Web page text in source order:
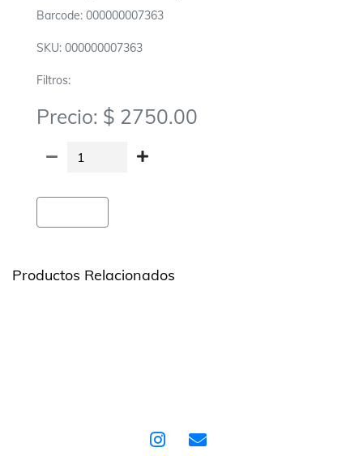
Barcode: 000000007363
SKU: 000000007363
Filtros:
Precio: $ 2750.00
Productos Relacionados